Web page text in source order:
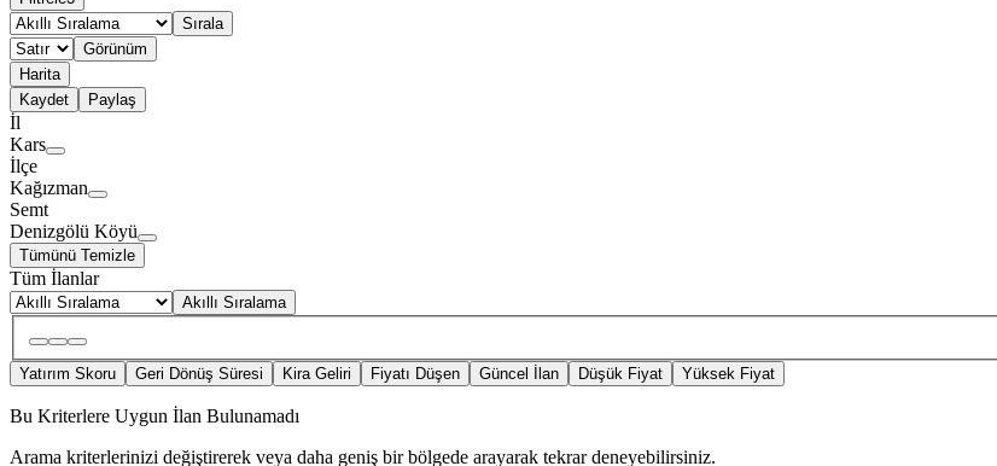
Sırala
Görünüm
Harita
Kaydet
Paylaş
İl
Kars
İlçe
Kağızman
Semt
Denizgölü Köyü
Tümünü Temizle
Tüm İlanlar
Akıllı Sıralama
Yatırım Skoru Geri Dönüş Süresi Kira Geliri Fiyatı Düşen Güncel İlan Düşük Fiyat Yüksek Fiyat
Bu Kriterlere Uygun İlan Bulunamadı
Arama kriterlerinizi değiştirerek veya daha geniş bir bölgede arayarak tekrar deneyebilirsiniz.